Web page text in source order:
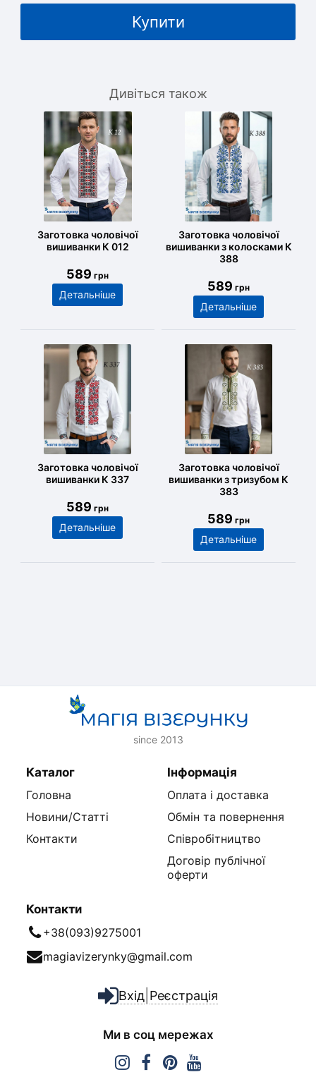
Купити
Дивіться також
Заготовка чоловічої
вишиванки К 012
589 грн
Детальніше
Заготовка чоловічої
вишиванки з колосками К
388
589 грн
Детальніше
Заготовка чоловічої
вишиванки К 337
589 грн
Детальніше
Заготовка чоловічої
вишиванки з тризубом К
383
589 грн
Детальніше
since 2013
Каталог
Головна
Новини/Статті
Контакти
Інформація
Оплата і доставка
Обмін та повернення
Співробітництво
Договір публічної
оферти
Контакти
+38(093)9275001
magiavizerynky@gmail.com
Вхід Реєстрація
Ми в соц мережах